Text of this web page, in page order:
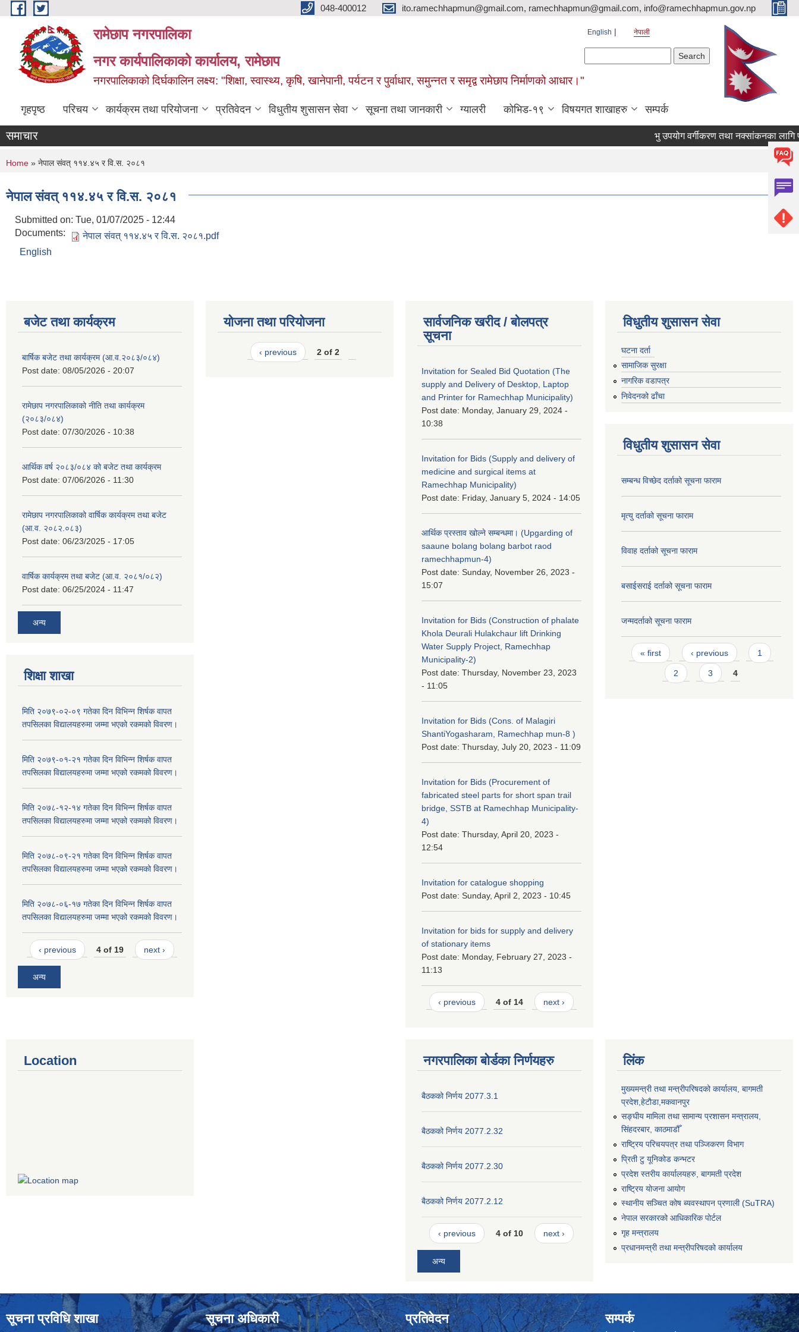
Skip to main content 048-400012 ito.ramechhapmun@gmail.com, ramechhapmun@gmail.com, info@ramechhapmun.gov.np
रामेछाप नगरपालिका
नगर कार्यपालिकाको कार्यालय, रामेछाप
नगरपालिकाको दिर्घकालिन लक्ष्य: "शिक्षा, स्वास्थ्य, कृषि, खानेपानी, पर्यटन र पुर्वाधार, समुन्नत र समृद्व रामेछाप निर्माणको आधार।"
English नेपाली
गृहपृष्ठ परिचय कार्यक्रम तथा परियोजना प्रतिवेदन विधुतीय शुसासन सेवा सूचना तथा जानकारी ग्यालरी कोभिड-१९ विषयगत शाखाहरु सम्पर्क
समाचार भु उपयोग वर्गीकरण तथा नक्सांकनका लागि
You are here
Home » नेपाल संवत् ११४.४५ र वि.स. २०८१
नेपाल संवत् ११४.४५ र वि.स. २०८१
Submitted on: Tue, 01/07/2025 - 12:44
Documents:
नेपाल संवत् ११४.४५ र वि.स. २०८१.pdf
English
बजेट तथा कार्यक्रम
बार्षिक बजेट तथा कार्यक्रम (आ.व.२०८३/०८४)
Post date: 08/05/2026 - 20:07
रामेछाप नगरपालिकाको नीति तथा कार्यक्रम
(२०८३/०८४)
Post date: 07/30/2026 - 10:38
आर्थिक वर्ष २०८३/०८४ को बजेट तथा कार्यक्रम
Post date: 07/06/2026 - 11:30
रामेछाप नगरपालिकाको वार्षिक कार्यक्रम तथा बजेट
(आ.व. २०८२.०८३)
Post date: 06/23/2025 - 17:05
वार्षिक कार्यक्रम तथा बजेट (आ.व. २०८१/०८२)
Post date: 06/25/2024 - 11:47
अन्य
शिक्षा शाखा
मिति २०७९-०२-०९ गतेका दिन विभिन्न शिर्षक वापत
तपसिलका विद्यालयहरुमा जम्मा भएको रकमको विवरण।
मिति २०७९-०१-२१ गतेका दिन विभिन्न शिर्षक वापत
तपसिलका विद्यालयहरुमा जम्मा भएको रकमको विवरण।
मिति २०७८-१२-१४ गतेका दिन विभिन्न शिर्षक वापत
तपसिलका विद्यालयहरुमा जम्मा भएको रकमको विवरण।
मिति २०७८-०९-२१ गतेका दिन विभिन्न शिर्षक वापत
तपसिलका विद्यालयहरुमा जम्मा भएको रकमको विवरण।
मिति २०७८-०६-१७ गतेका दिन विभिन्न शिर्षक वापत
तपसिलका विद्यालयहरुमा जम्मा भएको रकमको विवरण।
‹ previous 4 of 19 next ›
अन्य
योजना तथा परियोजना
‹ previous 2 of 2
सार्वजनिक खरीद / बोलपत्र
सूचना
Invitation for Sealed Bid Quotation (The
supply and Delivery of Desktop, Laptop
and Printer for Ramechhap Municipality)
Post date: Monday, January 29, 2024 -
10:38
Invitation for Bids (Supply and delivery of
medicine and surgical items at
Ramechhap Municipality)
Post date: Friday, January 5, 2024 - 14:05
आर्थिक प्रस्ताव खोल्ने सम्बन्धमा। (Upgarding of
saaune bolang bolang barbot raod
ramechhapmun-4)
Post date: Sunday, November 26, 2023 -
15:07
Invitation for Bids (Construction of phalate
Khola Deurali Hulakchaur lift Drinking
Water Supply Project, Ramechhap
Municipality-2)
Post date: Thursday, November 23, 2023
- 11:05
Invitation for Bids (Cons. of Malagiri
ShantiYogasharam, Ramechhap mun-8 )
Post date: Thursday, July 20, 2023 - 11:09
Invitation for Bids (Procurement of
fabricated steel parts for short span trail
bridge, SSTB at Ramechhap Municipality-
4)
Post date: Thursday, April 20, 2023 -
12:54
Invitation for catalogue shopping
Post date: Sunday, April 2, 2023 - 10:45
Invitation for bids for supply and delivery
of stationary items
Post date: Monday, February 27, 2023 -
11:13
‹ previous 4 of 14 next ›
विधुतीय शुसासन सेवा
घटना दर्ता
सामाजिक सुरक्षा
नागरिक वडापत्र
निवेदनको ढाँचा
विधुतीय शुसासन सेवा
सम्बन्ध विच्छेद दर्ताको सूचना फाराम
मृत्यु दर्ताको सूचना फाराम
विवाह दर्ताको सूचना फाराम
बसाईसराई दर्ताको सूचना फाराम
जन्मदर्ताको सूचना फाराम
Pages
« first ‹ previous 1
2 3 4
Location नगरपालिका बोर्डका निर्णयहरु
बैठकको निर्णय 2077.3.1
बैठकको निर्णय 2077.2.32
बैठकको निर्णय 2077.2.30
बैठकको निर्णय 2077.2.12
‹ previous 4 of 10 next ›
अन्य
लिंक
मुख्यमन्त्री तथा मन्त्रीपरिषदको कार्यालय, बागमती
प्रदेश,हेटाैडा,मकवानपुर
सङ्‍घीय मामिला तथा सामान्य प्रशासन मन्त्रालय,
सिंहदरबार, काठमाडौँ
राष्ट्रिय परिचयपत्र तथा पञ्जिकरण विभाग
प्रिती टु यूनिकोड कन्भटर
प्रदेश स्तरीय कार्यालयहरु, बागमती प्रदेश
राष्ट्रिय योजना आयोग
स्थानीय सञ्चित कोष ब्यवस्थापन प्रणाली (SuTRA)
नेपाल सरकारको आधिकारिक पोर्टल
गृह मन्त्रालय
प्रधानमन्त्री तथा मन्त्रीपरिषदको कार्यालय
सूचना प्रविधि शाखा सूचना अधिकारी प्रतिवेदन सम्पर्क